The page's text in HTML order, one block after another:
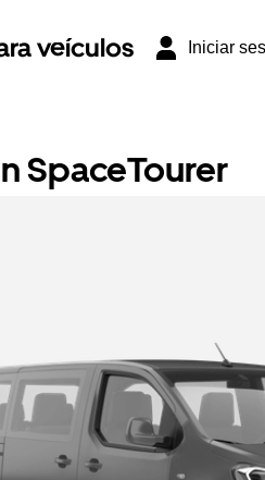
veículos Iniciar
SpaceTourer